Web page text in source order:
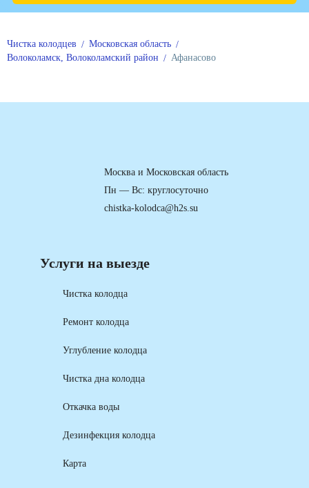
Чистка колодцев
Московская область
Волоколамск, Волоколамский район
Афанасово
Услуги на выезде
Чистка колодца
Ремонт колодца
Углубление колодца
Чистка дна колодца
Откачка воды
Дезинфекция колодца
Карта
Москва и Московская область
Пн — Вс: круглосуточно
chistka-kolodca@h2s.su